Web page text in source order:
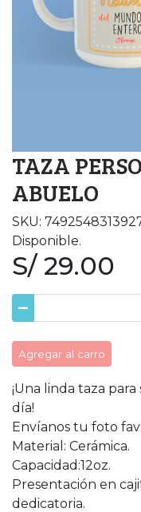
TAZA
ABUELO
SKU:
Disponible.
S/ 29.00
Agregar al carro
¡Una linda taza
día!
Envíanos tu foto
Material: Cerámica.
Capacidad:12oz.
Presentación en
dedicatoria.